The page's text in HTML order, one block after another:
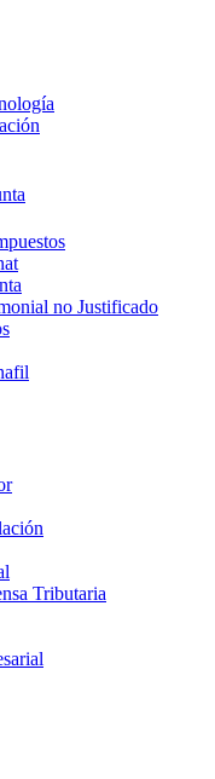
no Justificado
Tributaria